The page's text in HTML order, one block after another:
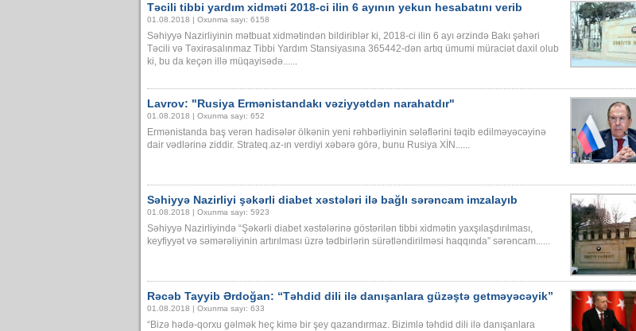
Təcili tibbi yardım xidməti 2018-ci ilin 6 ayının yekun hesabatını verib
01.08.2018 | Oxunma sayı: 6158
Səhiyyə Nazirliyinin mətbuat xidmətindən bildiriblər ki, 2018-ci ilin 6 ayı ərzində Bakı şəhəri
Təcili və Təxirəsalınmaz Tibbi Yardım Stansiyasına 365442-dən artıq ümumi müraciət daxil olub
ki, bu da keçən illə müqayisədə......
Lavrov: "Rusiya Ermənistandakı vəziyyətdən narahatdır"
01.08.2018 | Oxunma sayı: 652
Ermənistanda baş verən hadisələr ölkənin yeni rəhbərliyinin sələflərini təqib edilməyəcəyinə
dair vədlərinə ziddir. Strateq.az-ın verdiyi xəbərə görə, bunu Rusiya XİN......
Səhiyyə Nazirliyi şəkərli diabet xəstələri ilə bağlı sərəncam imzalayıb
01.08.2018 | Oxunma sayı: 5923
Səhiyyə Nazirliyində “Şəkərli diabet xəstələrinə göstərilən tibbi xidmətin yaxşılaşdırılması,
keyfiyyət və səmərəliyinin artırılması üzrə tədbirlərin sürətləndirilməsi haqqında” sərəncam......
Rəcəb Tayyib Ərdoğan: “Təhdid dili ilə danışanlara güzəştə getməyəcəyik”
01.08.2018 | Oxunma sayı: 633
“Bizə hədə-qorxu gəlmək heç kimə bir şey qazandırmaz. Bizimlə təhdid dili ilə danışanlara